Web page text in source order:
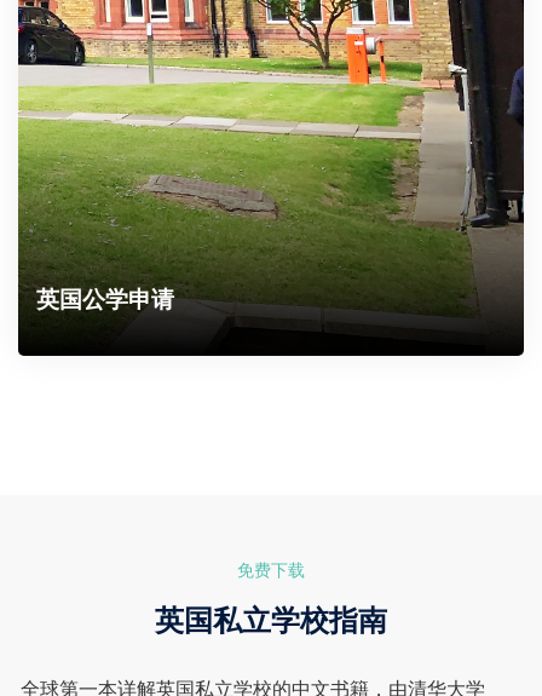
英国公学申请
免费下载
英国私立学校指南
全球第一本详解英国私立学校的中文书籍，由清华大学